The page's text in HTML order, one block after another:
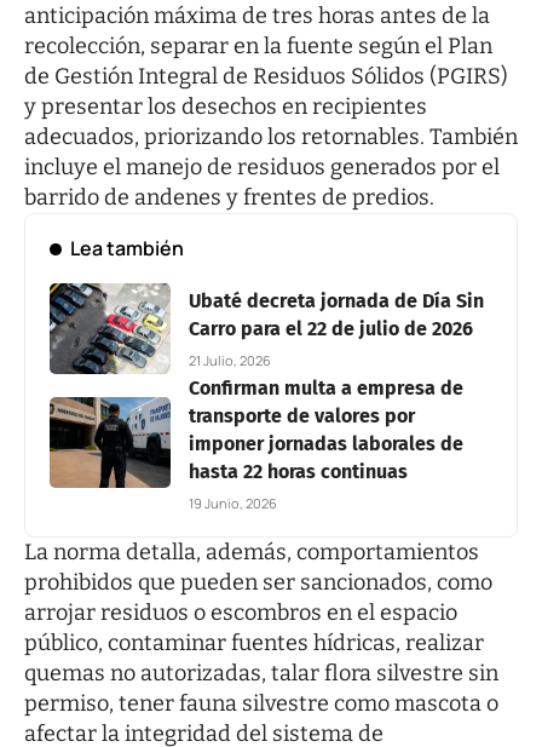
anticipación máxima de tres horas antes de la
recolección, separar en la fuente según el Plan
de Gestión Integral de Residuos Sólidos (PGIRS)
y presentar los desechos en recipientes
adecuados, priorizando los retornables. También
incluye el manejo de residuos generados por el
barrido de andenes y frentes de predios.
Lea también
Ubaté decreta jornada de Día Sin
Carro para el 22 de julio de 2026
21 Julio, 2026
Confirman multa a empresa de
transporte de valores por
imponer jornadas laborales de
hasta 22 horas continuas
19 Junio, 2026
La norma detalla, además, comportamientos
prohibidos que pueden ser sancionados, como
arrojar residuos o escombros en el espacio
público, contaminar fuentes hídricas, realizar
quemas no autorizadas, talar flora silvestre sin
permiso, tener fauna silvestre como mascota o
afectar la integridad del sistema de